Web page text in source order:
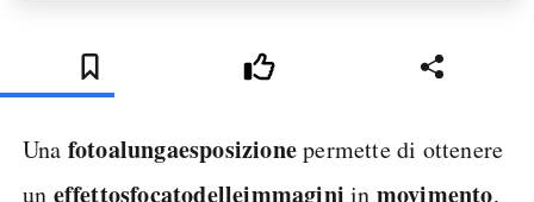
Una fotoalungaesposizionepermette di ottenere
un effettosfocatodelleimmagini in movimento,